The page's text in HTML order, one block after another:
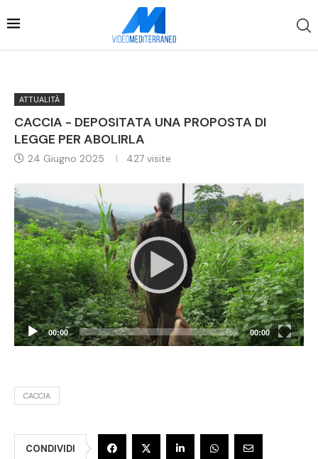
ATTUALITÀ
CACCIA - DEPOSITATA UNA PROPOSTA DI
LEGGE PER ABOLIRLA
24 Giugno 2025 427 visite
Video
Player
00:00 00:00
CACCIA
CONDIVIDI